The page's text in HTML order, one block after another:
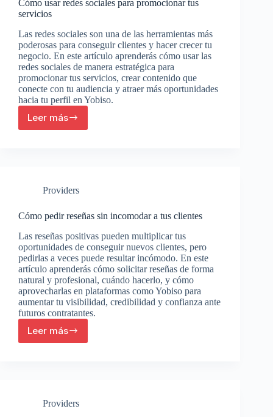
Cómo usar redes sociales para promocionar tus
servicios
Las redes sociales son una de las herramientas más
poderosas para conseguir clientes y hacer crecer tu
negocio. En este artículo aprenderás cómo usar las
redes sociales de manera estratégica para
promocionar tus servicios, crear contenido que
conecte con tu audiencia y atraer más oportunidades
hacia tu perfil en Yobiso.
Leer más
Cómo
tus
Providers
Cómo pedir reseñas sin incomodar a tus clientes
Las reseñas positivas pueden multiplicar tus
oportunidades de conseguir nuevos clientes, pero
pedirlas a veces puede resultar incómodo. En este
artículo aprenderás cómo solicitar reseñas de forma
natural y profesional, cuándo hacerlo, y cómo
aprovecharlas en plataformas como Yobiso para
aumentar tu visibilidad, credibilidad y confianza ante
futuros contratantes.
Leer más
Cómo
pedir
tus
Providers